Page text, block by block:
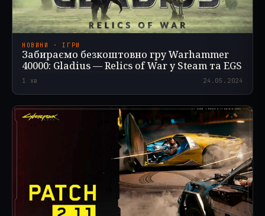
НОВИНИ · ІГРИ
Забираємо безкоштовно гру Warhammer
40000: Gladius — Relics of War у Steam та EGS
1 хв 24.05.2024